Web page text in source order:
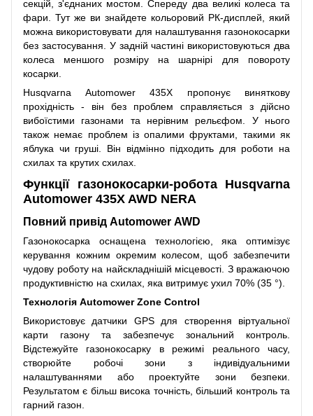
секцій, з'єднаних мостом. Спереду два великі колеса та
фари. Тут же ви знайдете кольоровий РК-дисплей, який
можна використовувати для налаштування газонокосарки
без застосування. У задній частині використовуються два
колеса меншого розміру на шарнірі для повороту
косарки.
Husqvarna Automower 435X пропонує виняткову
прохідність - він без проблем справляється з дійсно
вибоїстими газонами та нерівним рельєфом. У нього
також немає проблем із опалими фруктами, такими як
яблука чи груші. Він відмінно підходить для роботи на
схилах та крутих схилах.
Функції газонокосарки-робота Husqvarna
Automower 435X AWD NERA
Повний привід Automower AWD
Газонокосарка оснащена технологією, яка оптимізує
керування кожним окремим колесом, щоб забезпечити
чудову роботу на найскладнішій місцевості. З вражаючою
продуктивністю на схилах, яка витримує ухил 70% (35 °).
Технологія Automower Zone Control
Використовує датчики GPS для створення віртуальної
карти газону та забезпечує зональний контроль.
Відстежуйте газонокосарку в режимі реального часу,
створюйте робочі зони з індивідуальними
налаштуваннями або проектуйте зони безпеки.
Результатом є більш висока точність, більший контроль та
гарний газон.